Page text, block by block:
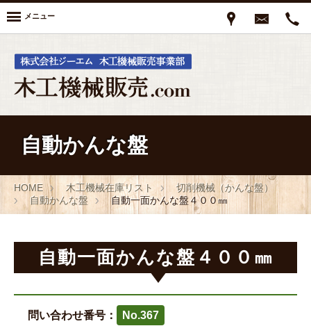
メニュー
自動かんな盤
HOME 木工機械在庫リスト
切削機械（かんな盤）
自動かんな盤
自動一面かんな盤４００㎜
自動一面かんな盤４００㎜
問い合わせ番号： No.367